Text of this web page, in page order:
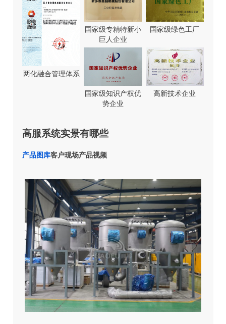
两化融合管理体系
国家级专精特新小
巨人企业
国家级绿色工厂
国家级知识产权优
势企业
高新技术企业
高服系统实景有哪些
产品图库客户现场产品视频